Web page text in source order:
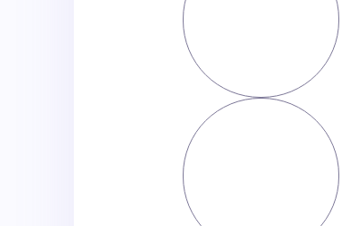
טלפון